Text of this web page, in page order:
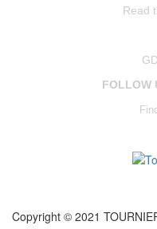
Read
FOLLOW
Copyright © 2021